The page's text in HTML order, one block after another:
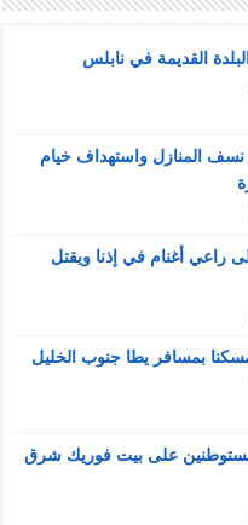
القديمة في نابلس
المنازل واستهداف خيام
راعي أغنام في إذنا ويقتل
بمسافر يطا جنوب الخليل
على بيت فوريك شرق